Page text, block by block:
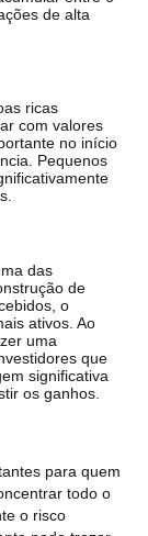
de alta
ricas
com valores
no início
Pequenos
das
de
o
ativos. Ao
uma
que
significativa
os ganhos.
para quem
todo o
o risco